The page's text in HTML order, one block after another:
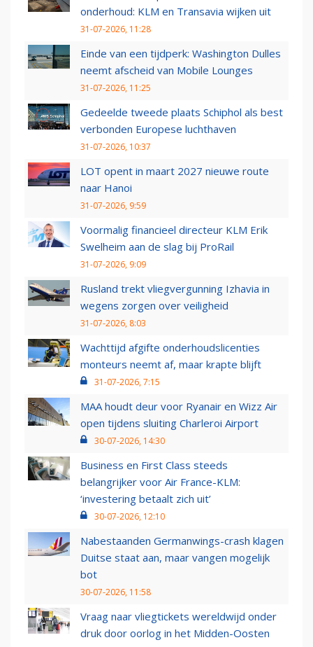
onderhoud: KLM en Transavia wijken uit
31-07-2026, 11:28
Einde van een tijdperk: Washington Dulles
neemt afscheid van Mobile Lounges
31-07-2026, 11:25
Gedeelde tweede plaats Schiphol als best
verbonden Europese luchthaven
31-07-2026, 10:37
LOT opent in maart 2027 nieuwe route
naar Hanoi
31-07-2026, 9:59
Voormalig financieel directeur KLM Erik
Swelheim aan de slag bij ProRail
31-07-2026, 9:09
Rusland trekt vliegvergunning Izhavia in
wegens zorgen over veiligheid
31-07-2026, 8:03
Wachttijd afgifte onderhoudslicenties
monteurs neemt af, maar krapte blijft
31-07-2026, 7:15
MAA houdt deur voor Ryanair en Wizz Air
open tijdens sluiting Charleroi Airport
30-07-2026, 14:30
Business en First Class steeds
belangrijker voor Air France-KLM:
‘investering betaalt zich uit’
30-07-2026, 12:10
Nabestaanden Germanwings-crash klagen
Duitse staat aan, maar vangen mogelijk
bot
30-07-2026, 11:58
Vraag naar vliegtickets wereldwijd onder
druk door oorlog in het Midden-Oosten